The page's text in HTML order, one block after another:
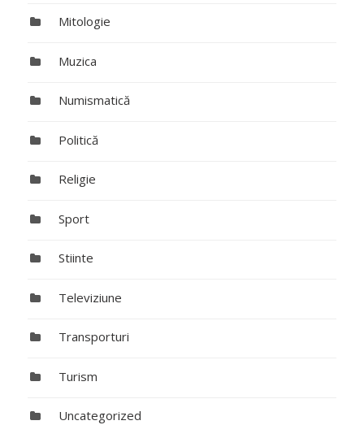
Mitologie
Muzica
Numismatică
Politică
Religie
Sport
Stiinte
Televiziune
Transporturi
Turism
Uncategorized